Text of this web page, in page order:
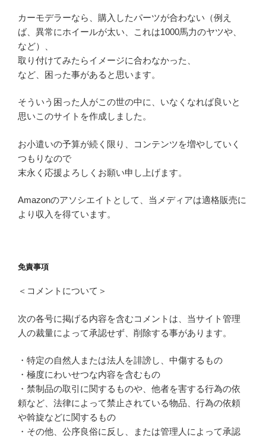
カーモデラーなら、購入したパーツが合わない（例え
ば、異常にホイールが太い、これは1000馬力のヤツや、
など）、
取り付けてみたらイメージに合わなかった、
など、困った事があると思います。
そういう困った人がこの世の中に、いなくなれば良いと
思いこのサイトを作成しました。
お小遣いの予算が続く限り、コンテンツを増やしていく
つもりなので
末永く応援よろしくお願い申し上げます。
Amazonのアソシエイトとして、当メディアは適格販売に
より収入を得ています。
免責事項
＜コメントについて＞
次の各号に掲げる内容を含むコメントは、当サイト管理
人の裁量によって承認せず、削除する事があります。
・特定の自然人または法人を誹謗し、中傷するもの
・極度にわいせつな内容を含むもの
・禁制品の取引に関するものや、他者を害する行為の依
頼など、法律によって禁止されている物品、行為の依頼
や斡旋などに関するもの
・その他、公序良俗に反し、または管理人によって承認